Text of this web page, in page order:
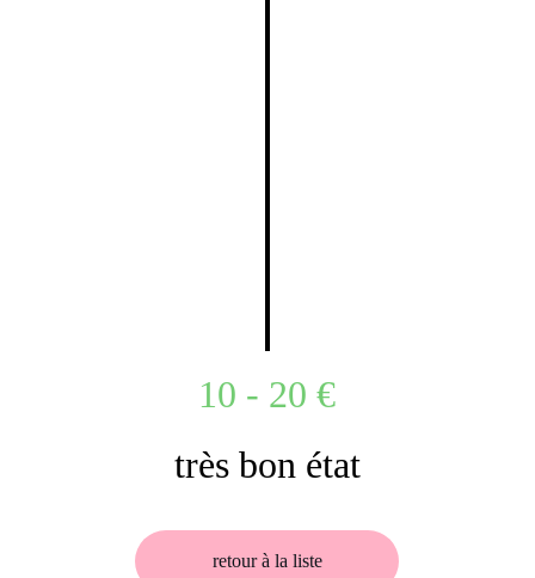
10 - 20 €
retour à la liste
très bon état